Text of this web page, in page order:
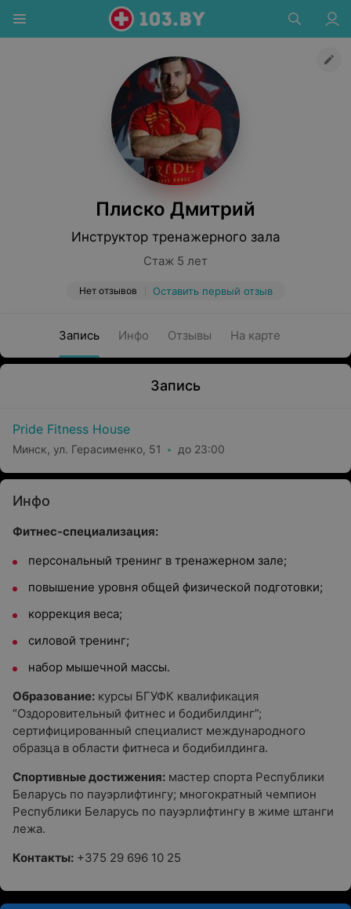
Плиско Дмитрий
Инструктор тренажерного зала
Стаж 5 лет
Нет отзывов Оставить первый отзыв
Запись Инфо Отзывы На карте
Запись
Pride Fitness House
Минск, ул. Герасименко, 51 до 23:00
Инфо
Фитнес-специализация:
персональный тренинг в тренажерном зале;
повышение уровня общей физической подготовки;
коррекция веса;
силовой тренинг;
набор мышечной массы.
Образование: курсы БГУФК квалификация
“Оздоровительный фитнес и бодибилдинг”;
сертифицированный специалист международного
образца в области фитнеса и бодибилдинга.
Спортивные достижения: мастер спорта Республики
Беларусь по пауэрлифтингу; многократный чемпион
Республики Беларусь по пауэрлифтингу в жиме штанги
лежа.
Контакты: +375 29 696 10 25